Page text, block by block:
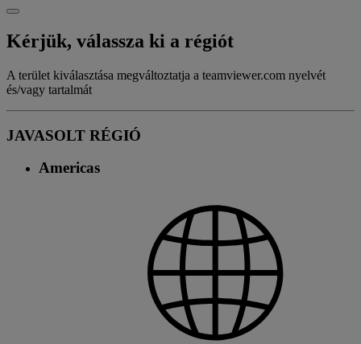
Kérjük, válassza ki a régiót
A terület kiválasztása megváltoztatja a teamviewer.com nyelvét
és/vagy tartalmát
JAVASOLT RÉGIÓ
Americas